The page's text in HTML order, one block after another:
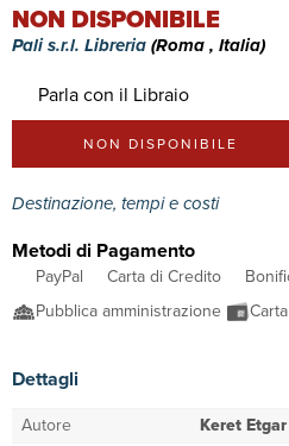
NON DISPONIBILE
Pali s.r.l. Libreria(Roma , Italia)
Parla con il Libraio
NON DISPONIBILE
Destinazione, tempi e costi
Metodi di Pagamento
PayPal Carta di Credito
Pubblica amministrazione
Dettagli
Autore
Keret Etgar